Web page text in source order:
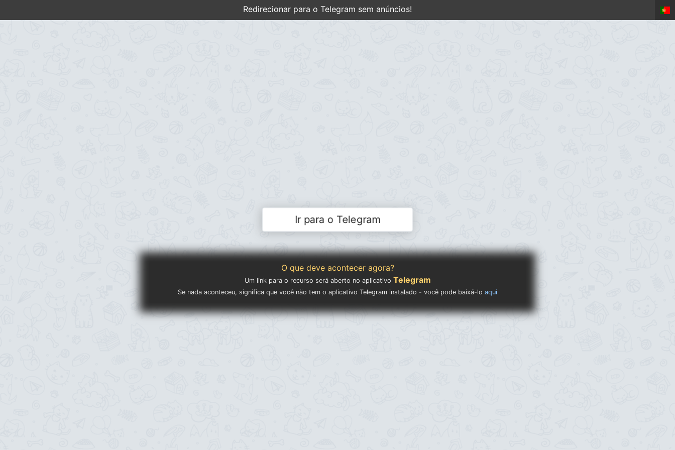
Redirecionar para o Telegram sem anúncios!
Ir para o Telegram
O que deve acontecer agora?
Um link para o recurso será aberto no aplicativo Telegram
Se nada aconteceu, significa que você não tem o aplicativo Telegram instalado - você pode baixá-lo aqui